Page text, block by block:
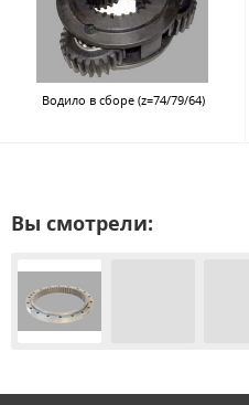
Водило в сборе (z=74/79/64)
Вы смотрели: